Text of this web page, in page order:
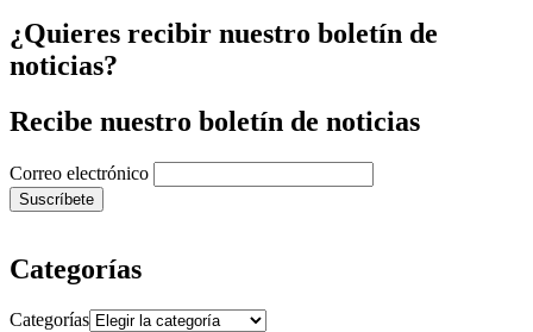
¿Quieres recibir nuestro boletín de
noticias?
Recibe nuestro boletín de noticias
Correo electrónico
Categorías
Categorías